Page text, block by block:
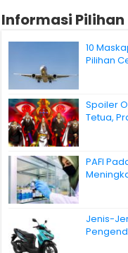
Informasi Pilihan
10
Pilihan
Spoiler
Tetua,
PAFI
Jenis-